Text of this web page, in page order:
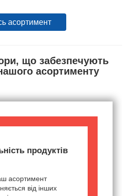
асортимент
що забезпечують
асортименту
продуктів
асортимент
від інших